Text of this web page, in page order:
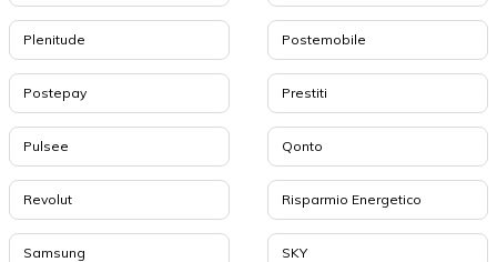
Plenitude Postemobile
Postepay Prestiti
Pulsee Qonto
Revolut Risparmio Energetico
Samsung SKY